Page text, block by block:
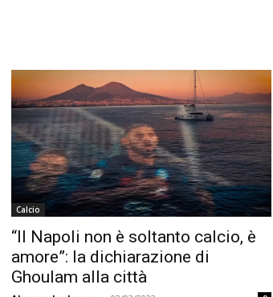
Calcio
“Il Napoli non è soltanto calcio, è
amore”: la dichiarazione di
Ghoulam alla città